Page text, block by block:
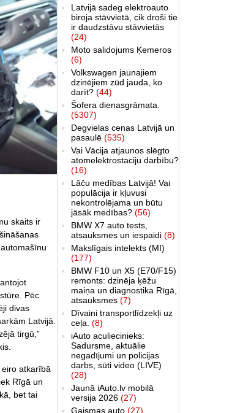
skaits ir
Pēc
divas
Latvijā.
tirgū,”
atkarībā
Rīgā un
bet tai
Latvijā sadeg elektroauto
biroja stāvvietā, cik droši tie
ir daudzstāvu stāvvietās
(24)
Moto salidojums Ķemeros
(6)
Volkswagen jaunajiem
dzinējiem zūd jauda, ko
darīt? (44)
Šofera dienasgrāmata.
(5307)
Degvielas cenas Latvijā un
pasaulē (535)
Vai Vācija atjaunos slēgto
atomelektrostaciju darbību?
(16)
Lāču medības Latvijā! Vai
populācija ir kļuvusi
nekontrolējama un būtu
jāsāk medības? (56)
BMW X7 auto tests,
atsauksmes un iespaidi (8)
Makslīgais intelekts (MI)
(177)
BMW F10 un X5 (E70/F15)
remonts: dzinēja ķēžu
maiņa un diagnostika Rīgā,
atsauksmes (7)
Dīvaini transportlīdzekļi uz
ceļa. (8)
iAuto aculiecinieks:
Sadursme, aktuālie
negadījumi un policijas
darbs, sūti video (LIVE)
(28)
Jaunā iAuto.lv mobilā
versija 2026 (27)
Gaismas auto (27)